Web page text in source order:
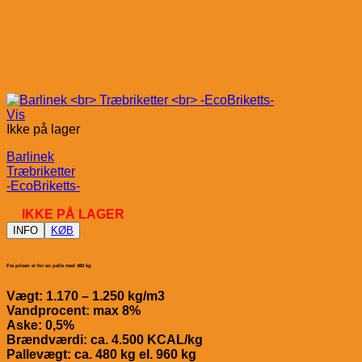
Vis
Ikke på lager
Barlinek
Træbriketter
-EcoBriketts-
IKKE PÅ LAGER
INFO KØB
Fra prisen er for en palle med 480 kg
Vægt: 1.170 – 1.250 kg/m3
Vandprocent: max 8%
Aske: 0,5%
Brændværdi: ca. 4.500 KCAL/kg
Pallevægt: ca. 480 kg el. 960 kg